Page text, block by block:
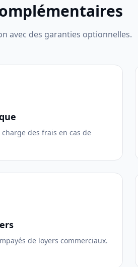
avec des garanties optionnelles.
des frais en cas de
de loyers commerciaux.